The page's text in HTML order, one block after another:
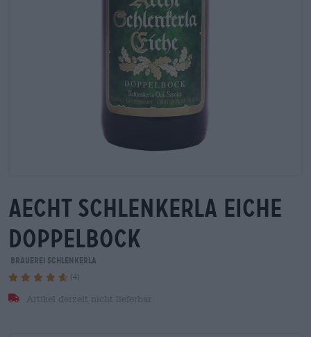
aecht schlenkerla eiche
doppelbock
Brauerei Schlenkerla
(4)
Artikel derzeit nicht lieferbar